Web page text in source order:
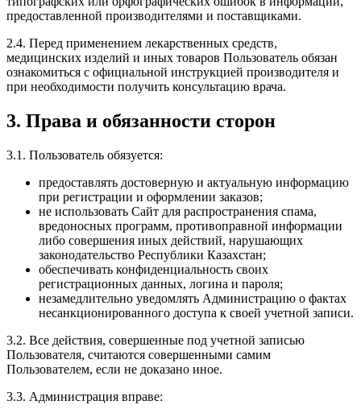
предоставленной производителями и поставщиками.
2.4. Перед применением лекарственных средств,
медицинских изделий и иных товаров Пользователь обязан
ознакомиться с официальной инструкцией производителя и
при необходимости получить консультацию врача.
3. Права и обязанности сторон
3.1. Пользователь обязуется:
предоставлять достоверную и актуальную информацию
при регистрации и оформлении заказов;
не использовать Сайт для распространения спама,
вредоносных программ, противоправной информации
либо совершения иных действий, нарушающих
законодательство Республики Казахстан;
обеспечивать конфиденциальность своих
регистрационных данных, логина и пароля;
незамедлительно уведомлять Администрацию о фактах
несанкционированного доступа к своей учетной записи.
3.2. Все действия, совершенные под учетной записью
Пользователя, считаются совершенными самим
Пользователем, если не доказано иное.
3.3. Администрация вправе: